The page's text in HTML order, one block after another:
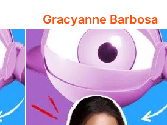
Gracyanne Barbosa